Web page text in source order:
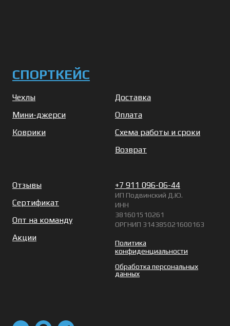
СПОРТКЕЙС
Чехлы
Мини-джерси
Коврики
Доставка
Оплата
Схема работы и сроки
Возврат
Отзывы
Сертификат
Опт на команду
Акции
+7 911 096-06-44
ИП Подвинский Д.Ю.
ИНН
381601510261
ОРГНИП 314385021600163
Политика
конфиденциальности
Обработка персональных
данных